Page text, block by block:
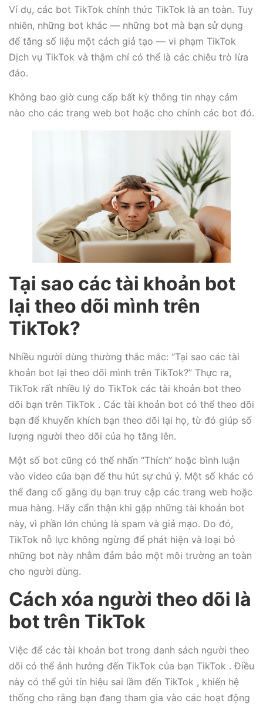
Ví dụ, các bot TikTok chính thức TikTok là an toàn. Tuy
nhiên, những bot khác — những bot mà bạn sử dụng
để tăng số liệu một cách giả tạo — vi phạm TikTok
Dịch vụ TikTok và thậm chí có thể là các chiêu trò lừa
đảo.
Không bao giờ cung cấp bất kỳ thông tin nhạy cảm
nào cho các trang web bot hoặc cho chính các bot đó.
Tại sao các tài khoản bot
lại theo dõi mình trên
TikTok?
Nhiều người dùng thường thắc mắc: “Tại sao các tài
khoản bot lại theo dõi mình trên TikTok?” Thực ra,
TikTok rất nhiều lý do TikTok các tài khoản bot theo
dõi bạn trên TikTok . Các tài khoản bot có thể theo dõi
bạn để khuyến khích bạn theo dõi lại họ, từ đó giúp số
lượng người theo dõi của họ tăng lên.
Một số bot cũng có thể nhấn “Thích” hoặc bình luận
vào video của bạn để thu hút sự chú ý. Một số khác có
thể đang cố gắng dụ bạn truy cập các trang web hoặc
mua hàng. Hãy cẩn thận khi gặp những tài khoản bot
này, vì phần lớn chúng là spam và giả mạo. Do đó,
TikTok nỗ lực không ngừng để phát hiện và loại bỏ
những bot này nhằm đảm bảo một môi trường an toàn
cho người dùng.
Cách xóa người theo dõi là
bot trên TikTok
Việc để các tài khoản bot trong danh sách người theo
dõi có thể ảnh hưởng đến TikTok của bạn TikTok . Điều
này có thể gửi tín hiệu sai lầm đến TikTok , khiến hệ
thống cho rằng bạn đang tham gia vào các hoạt động